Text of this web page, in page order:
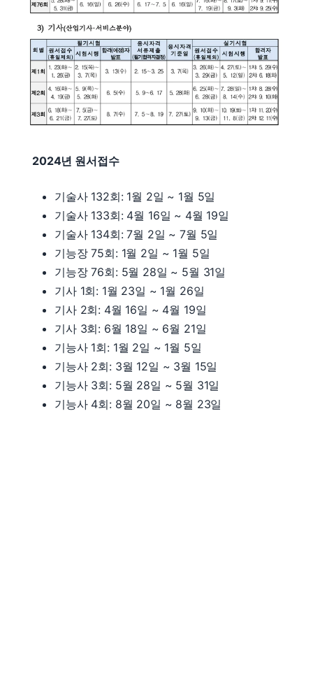
2024년 원서접수
기술사 132회: 1월 2일 ~ 1월 5일
기술사 133회: 4월 16일 ~ 4월 19일
기술사 134회: 7월 2일 ~ 7월 5일
기능장 75회: 1월 2일 ~ 1월 5일
기능장 76회: 5월 28일 ~ 5월 31일
기사 1회: 1월 23일 ~ 1월 26일
기사 2회: 4월 16일 ~ 4월 19일
기사 3회: 6월 18일 ~ 6월 21일
기능사 1회: 1월 2일 ~ 1월 5일
기능사 2회: 3월 12일 ~ 3월 15일
기능사 3회: 5월 28일 ~ 5월 31일
기능사 4회: 8월 20일 ~ 8월 23일